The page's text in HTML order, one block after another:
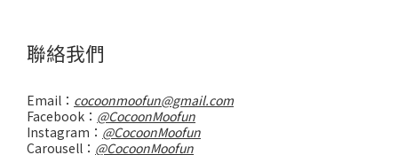
聯絡我們
Email： cocoonmoofun@gmail.com
Facebook： @CocoonMoofun
Instagram： @CocoonMoofun
Carousell： @CocoonMoofun